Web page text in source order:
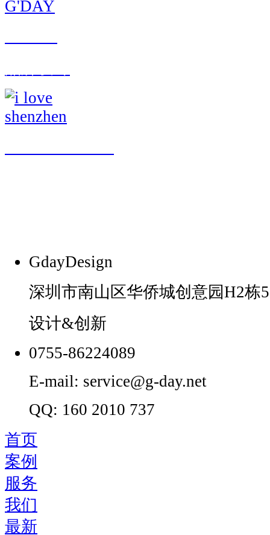
GdayDesign
深圳市南山区华侨城创意园H2栋
设计&创新
0755-86224089
E-mail: service@g-day.net
QQ: 160 2010 737
首页
案例
服务
我们
最新